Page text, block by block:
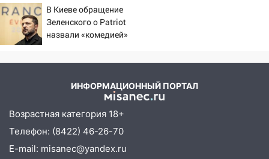
В Киеве обращение
Зеленского о Patriot
назвали «комедией»
ИНФОРМАЦИОННЫЙ ПОРТАЛ
Возрастная категория 18+
Телефон: (8422) 46-26-70
E-mail: misanec@yandex.ru